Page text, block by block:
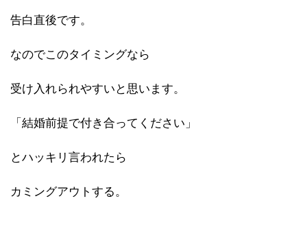
告白直後です。
なのでこのタイミングなら
受け入れられやすいと思います。
「結婚前提で付き合ってください」
とハッキリ言われたら
カミングアウトする。